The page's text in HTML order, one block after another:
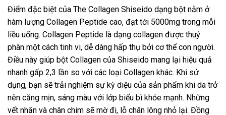
Điểm đặc biệt của The Collagen Shiseido dạng bột nằm ở
hàm lượng Collagen Peptide cao, đạt tới 5000mg trong mỗi
liều uống. Collagen Peptide là dạng collagen được thuỷ
phân một cách tinh vi, dễ dàng hấp thụ bởi cơ thể con người.
Điều này giúp bột Collagen của Shiseido mang lại hiệu quả
nhanh gấp 2,3 lần so với các loại Collagen khác. Khi sử
dụng, bạn sẽ trải nghiệm sự kỳ diệu của sản phẩm khi da trở
nên căng mịn, sáng màu với lớp biểu bì khỏe mạnh. Những
vết nhăn và chân chim sẽ mờ đi, lỗ chân lông nhỏ lại. Đồng